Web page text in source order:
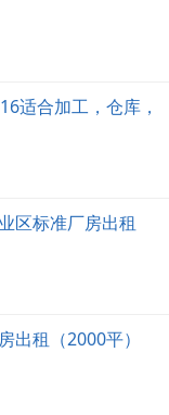
适合加工，仓库，
区标准厂房出租
出租（2000平）